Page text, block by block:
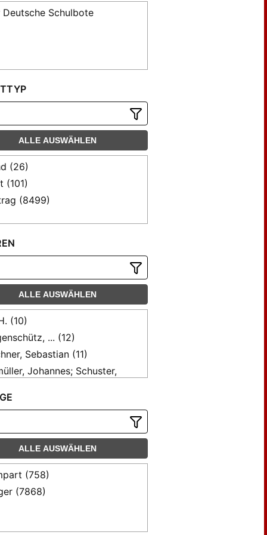
Deutsche Schulbote
ALLE AUSWÄHLEN
(26)
(101)
(8499)
ALLE AUSWÄHLEN
(10)
... (12)
Sebastian (11)
Johannes; Schuster,
J. B. (9)
Eugen (37)
J. B. (13)
Joh. Gg. (53)
... (18)
... (15)
ALLE AUSWÄHLEN
(758)
(7868)